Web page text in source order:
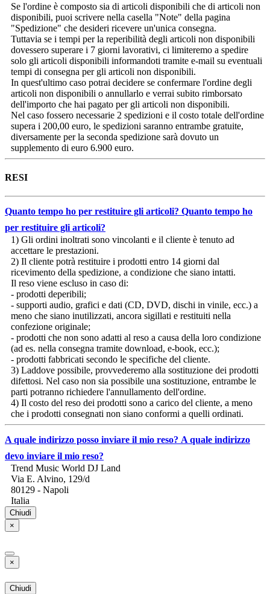
Se l'ordine è composto sia di articoli disponibili che di articoli non
disponibili, puoi scrivere nella casella "Note" della pagina
"Spedizione" che desideri ricevere un'unica consegna.
Tuttavia se i tempi per la reperibilità degli articoli non disponibili
dovessero superare i 7 giorni lavorativi, ci limiteremo a spedire
solo gli articoli disponibili informandoti tramite e-mail su eventuali
tempi di consegna per gli articoli non disponibili.
In quest'ultimo caso potrai decidere se confermare l'ordine degli
articoli non disponibili o annullarlo e verrai subito rimborsato
dell'importo che hai pagato per gli articoli non disponibili.
Nel caso fossero necessarie 2 spedizioni e il costo totale dell'ordine
supera i 200,00 euro, le spedizioni saranno entrambe gratuite,
diversamente per la seconda spedizione sarà dovuto un
supplemento di euro 6.900 euro.
RESI
Quanto tempo ho per restituire gli articoli? Quanto tempo ho
per restituire gli articoli?
1) Gli ordini inoltrati sono vincolanti e il cliente è tenuto ad
accettare le prestazioni.
2) Il cliente potrà restituire i prodotti entro 14 giorni dal
ricevimento della spedizione, a condizione che siano intatti.
Il reso viene escluso in caso di:
- prodotti deperibili;
- supporti audio, grafici e dati (CD, DVD, dischi in vinile, ecc.) a
meno che siano inutilizzati, ancora sigillati e restituiti nella
confezione originale;
- prodotti che non sono adatti al reso a causa della loro condizione
(ad es. nella consegna tramite download, e-book, ecc.);
- prodotti fabbricati secondo le specifiche del cliente.
3) Laddove possibile, provvederemo alla sostituzione dei prodotti
difettosi. Nel caso non sia possibile una sostituzione, entrambe le
parti potranno richiedere l'annullamento dell'ordine.
4) Il costo del reso dei prodotti sono a carico del cliente, a meno
che i prodotti consegnati non siano conformi a quelli ordinati.
A quale indirizzo posso inviare il mio reso? A quale indirizzo
devo inviare il mio reso?
Trend Music World DJ Land
Via E. Alvino, 129/d
80129 - Napoli
Italia
Chiudi
×
×
Chiudi